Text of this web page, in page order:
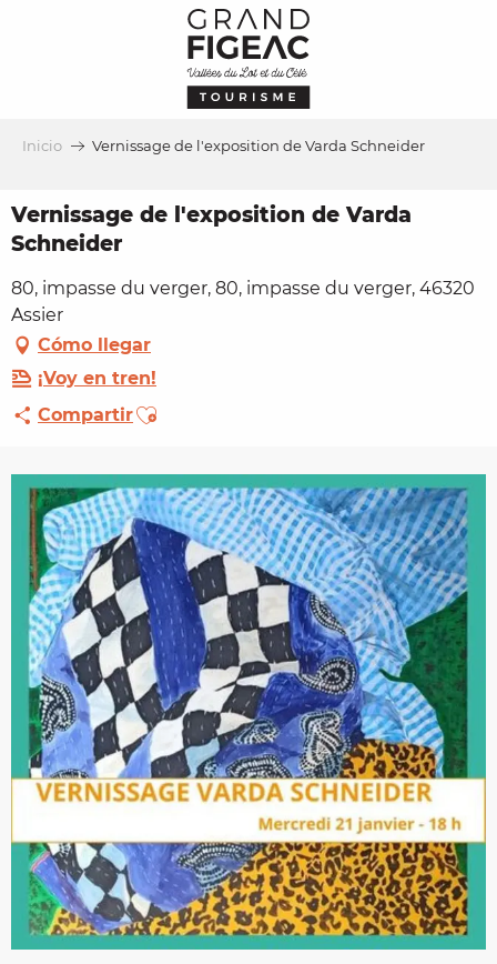
Inicio Vernissage de l'exposition de Varda Schneider
Vernissage de l'exposition de Varda
Schneider
80, impasse du verger, 80, impasse du verger, 46320
Assier
Cómo llegar
¡Voy en tren!
CompartirAjouter aux favoris